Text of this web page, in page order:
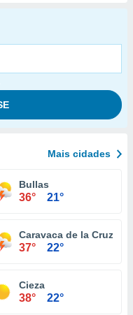
Mais cidades
Bullas
36° 21°
Caravaca de la Cruz
37° 22°
Cieza
38° 22°